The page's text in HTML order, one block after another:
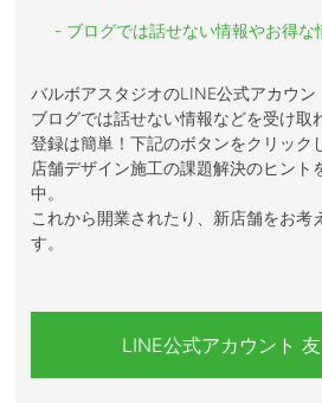
- ブログでは話せない情報やお得
バルボアスタジオのLINE公式アカウン
ブログでは話せない情報などを受け取
登録は簡単！下記のボタンをクリック
店舗デザイン施工の課題解決のヒント
中。
これから開業されたり、新店舗をお考
す。
LINE公式アカウント